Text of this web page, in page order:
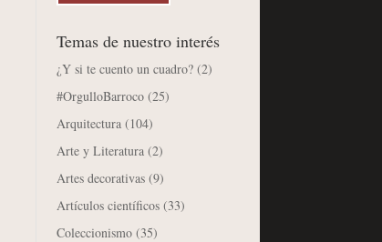
Temas de nuestro interés
¿Y si te cuento un cuadro? (2)
#OrgulloBarroco (25)
Arquitectura (104)
Arte y Literatura (2)
Artes decorativas (9)
Artículos científicos (33)
Coleccionismo (35)